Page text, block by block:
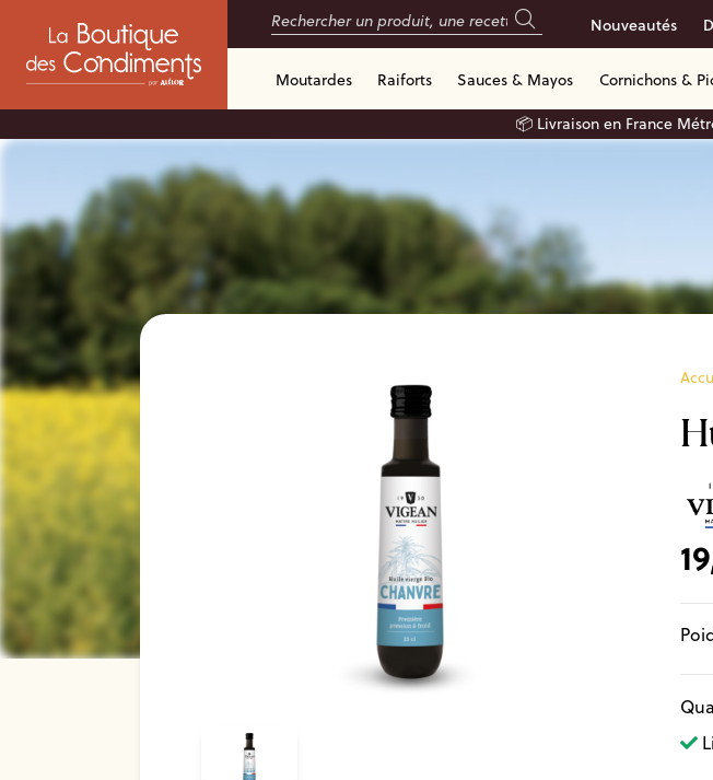
Nouveautés
Moutardes Raiforts Sauces & Mayos Cornichons &
📦 Livraison en France